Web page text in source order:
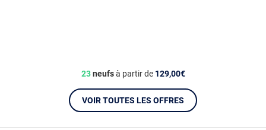
23neufsà partir de 129,00€
VOIR TOUTES LES OFFRES